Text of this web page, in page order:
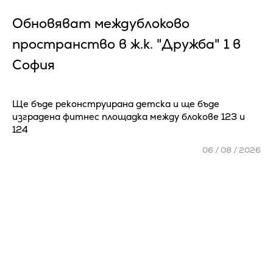
Обновяват междублоково
пространство в ж.к. "Дружба" 1 в
София
Ще бъде реконструирана детска и ще бъде
изградена фитнес площадка между блокове 123 и
124
06 / 08 / 2026